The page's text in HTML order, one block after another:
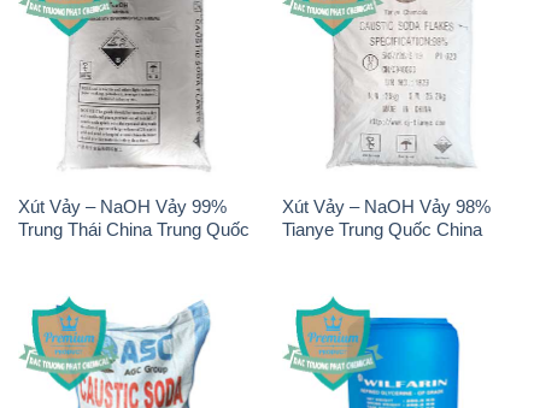
Xút Vảy – NaOH Vảy 99%
Trung Thái China Trung Quốc
Xút Vảy – NaOH Vảy 98%
Tianye Trung Quốc China